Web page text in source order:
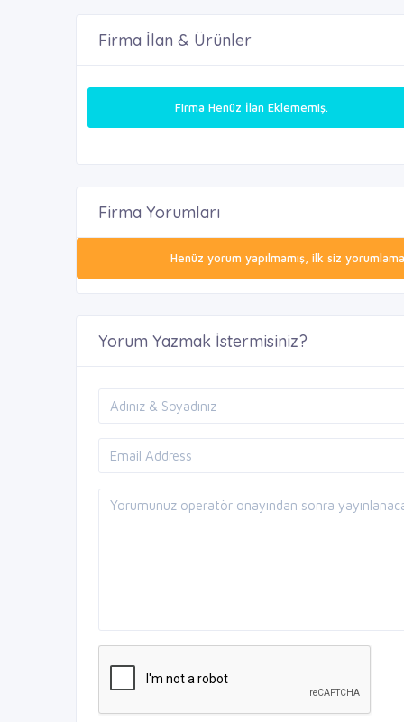
Firma İlan & Ürünler
Firma Henüz İlan Eklememiş.
Firma Yorumları
Henüz yorum yapılmamış, ilk siz
Yorum Yazmak İstermisiniz?